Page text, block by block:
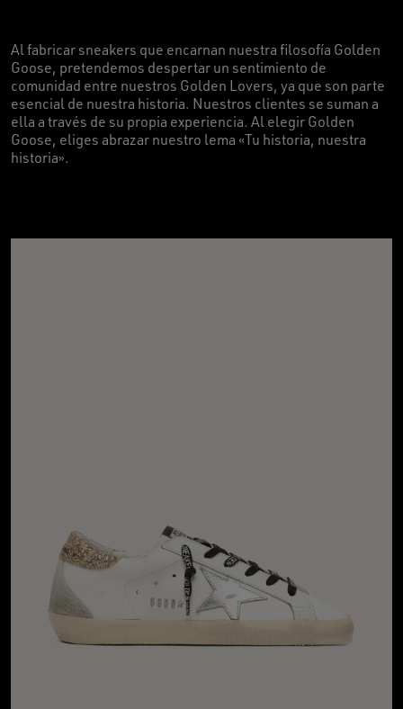
Al fabricar sneakers que encarnan nuestra filosofía Golden
Goose, pretendemos despertar un sentimiento de
comunidad entre nuestros Golden Lovers, ya que son parte
esencial de nuestra historia. Nuestros clientes se suman a
ella a través de su propia experiencia. Al elegir Golden
Goose, eliges abrazar nuestro lema «Tu historia, nuestra
historia».